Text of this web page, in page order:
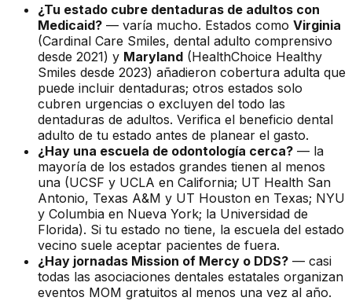
¿Tu estado cubre dentaduras de adultos con
Medicaid? — varía mucho. Estados como Virginia
(Cardinal Care Smiles, dental adulto comprensivo
desde 2021) y Maryland (HealthChoice Healthy
Smiles desde 2023) añadieron cobertura adulta que
puede incluir dentaduras; otros estados solo
cubren urgencias o excluyen del todo las
dentaduras de adultos. Verifica el beneficio dental
adulto de tu estado antes de planear el gasto.
¿Hay una escuela de odontología cerca? — la
mayoría de los estados grandes tienen al menos
una (UCSF y UCLA en California; UT Health San
Antonio, Texas A&M y UT Houston en Texas; NYU
y Columbia en Nueva York; la Universidad de
Florida). Si tu estado no tiene, la escuela del estado
vecino suele aceptar pacientes de fuera.
¿Hay jornadas Mission of Mercy o DDS? — casi
todas las asociaciones dentales estatales organizan
eventos MOM gratuitos al menos una vez al año.